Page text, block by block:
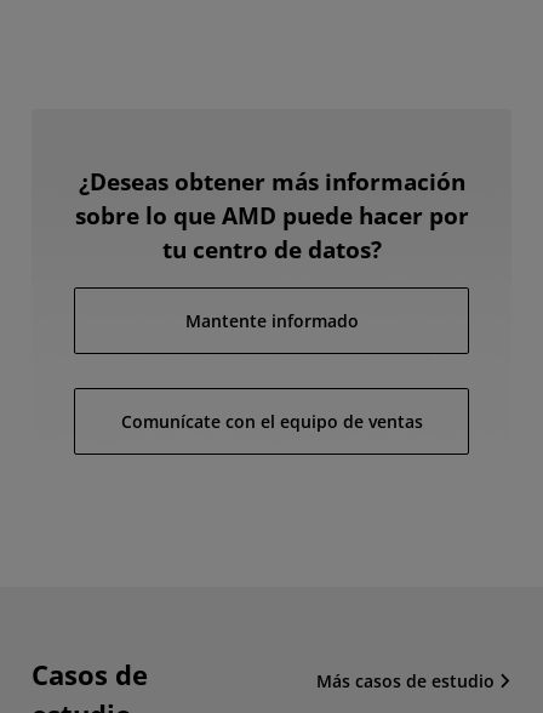
¿Deseas obtener más información
sobre lo que AMD puede hacer por
tu centro de datos?
Mantente informado
Comunícate con el equipo de ventas
Casos de
Más casos de estudio